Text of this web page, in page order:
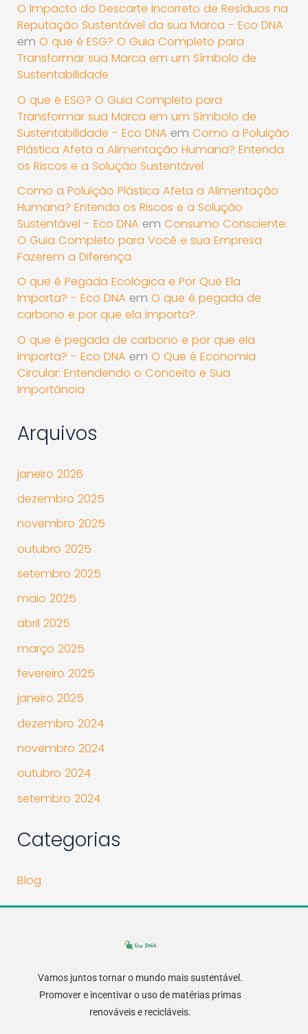
O Impacto do Descarte Incorreto de Resíduos na
Reputação Sustentável da sua Marca - Eco DNA
emO que é ESG? O Guia Completo para
Transformar sua Marca em um Símbolo de
Sustentabilidade
O que é ESG? O Guia Completo para
Transformar sua Marca em um Símbolo de
Sustentabilidade - Eco DNA emComo a Poluição
Plástica Afeta a Alimentação Humana? Entenda
os Riscos e a Solução Sustentável
Como a Poluição Plástica Afeta a Alimentação
Humana? Entenda os Riscos e a Solução
Sustentável - Eco DNA emConsumo Consciente:
O Guia Completo para Você e sua Empresa
Fazerem a Diferença
O que é Pegada Ecológica e Por Que Ela
Importa? - Eco DNA emO que é pegada de
carbono e por que ela importa?
O que é pegada de carbono e por que ela
importa? - Eco DNA emO Que é Economia
Circular: Entendendo o Conceito e Sua
Importância
Arquivos
janeiro 2026
dezembro 2025
novembro 2025
outubro 2025
setembro 2025
maio 2025
abril 2025
março 2025
fevereiro 2025
janeiro 2025
dezembro 2024
novembro 2024
outubro 2024
setembro 2024
Categorias
Blog
Vamos juntos tornar o mundo mais sustentável.
Promover e incentivar o uso de matérias primas
renováveis e recicláveis.